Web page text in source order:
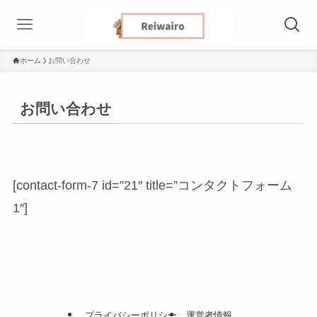
ホーム お問い合わせ
お問い合わせ
[contact-form-7 id=”21″ title=”コンタクトフォーム
1″]